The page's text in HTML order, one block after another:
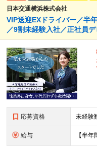
日本交通横浜株式会社
VIP送迎EXドライバー／半
／9割未経験入社／正社員
応募資格
給与